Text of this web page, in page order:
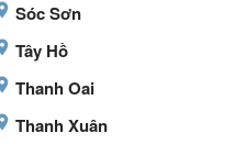
Sóc Sơn
Tây Hồ
Thanh Oai
Thanh Xuân